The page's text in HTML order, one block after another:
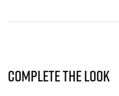
Complete The Look